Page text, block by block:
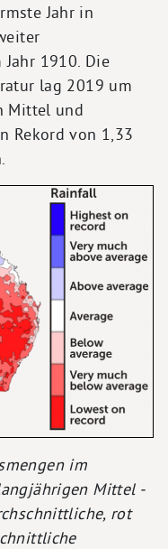
Jahr in
1910. Die
lag 2019 um
Mittel und
Rekord von 1,33
im
Mittel -
rot